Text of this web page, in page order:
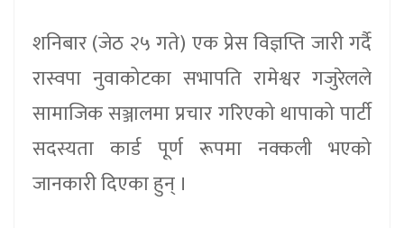
शनिबार (जेठ २५ गते) एक प्रेस विज्ञप्ति जारी गर्दै
रास्वपा नुवाकोटका सभापति रामेश्वर गजुरेलले
सामाजिक सञ्जालमा प्रचार गरिएको थापाको पार्टी
सदस्यता कार्ड पूर्ण रूपमा नक्कली भएको
जानकारी दिएका हुन् ।